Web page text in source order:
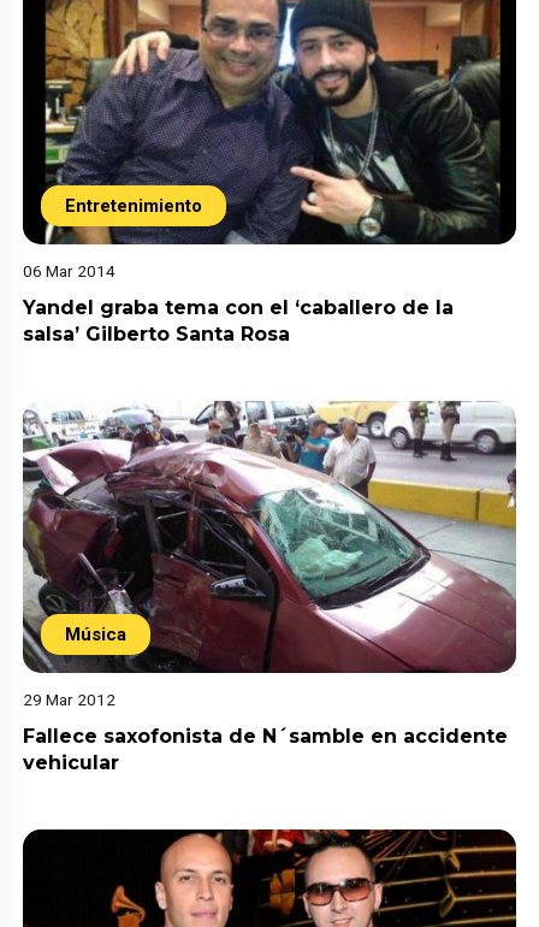
Entretenimiento
06 Mar 2014
Yandel graba tema con el ‘caballero de la
salsa’ Gilberto Santa Rosa
Música
29 Mar 2012
Fallece saxofonista de N´samble en accidente
vehicular